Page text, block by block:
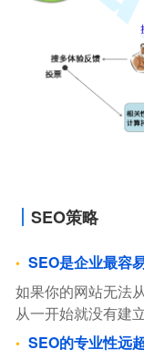
SEO策略
SEO是企业最容
如果你的网站无法
从一开始就没有建
SEO的专业性远